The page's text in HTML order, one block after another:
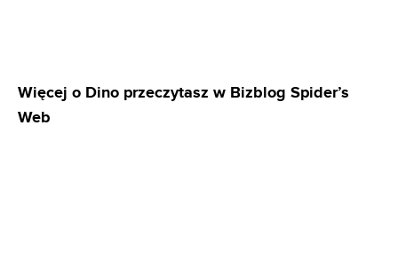
Więcej o Dino przeczytasz w Bizblog Spider’s
Web